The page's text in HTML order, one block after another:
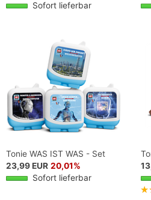
Sofort lieferbar
Tonie WAS IST WAS - Set
23,99 EUR 20,01%
Sofort lieferbar